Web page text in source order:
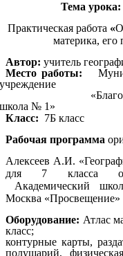
Тема урока:
Практическая работа «
материка, его
Автор: учитель
Место работы:
№ 1»
Класс: 7Б класс
Рабочая программа
Алексеев А.И.
для 7 класса
Академический
Москва «Просвещение»
Оборудование: Атлас
класс;
контурные карты,
полушарий,